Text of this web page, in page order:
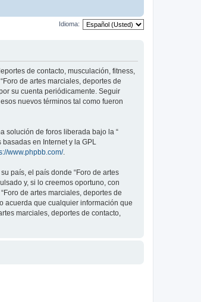
Idioma:
de contacto, musculación, fitness,
de artes marciales, deportes de
su cuenta periódicamente. Seguir
nuevos términos tal como fueron
solución de foros liberada bajo la “
en Internet y la GPL
www.phpbb.com/.
país, el país donde “Foro de artes
y, si lo creemos oportuno, con
de artes marciales, deportes de
acuerda que cualquier información que
marciales, deportes de contacto,